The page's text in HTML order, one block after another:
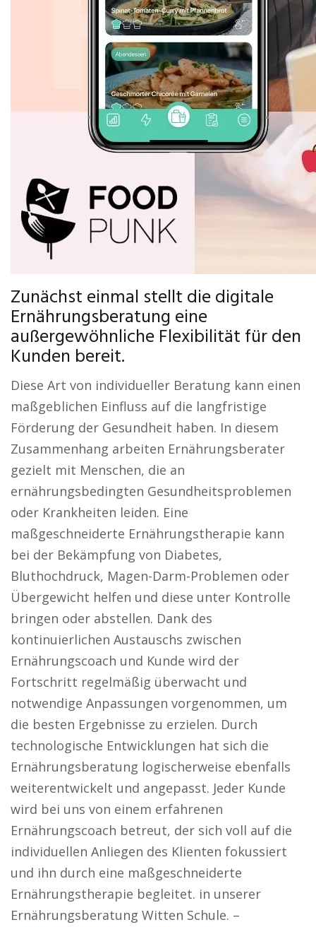
Zunächst einmal stellt die digitale
Ernährungsberatung eine
außergewöhnliche Flexibilität für den
Kunden bereit.
Diese Art von individueller Beratung kann einen
maßgeblichen Einfluss auf die langfristige
Förderung der Gesundheit haben. In diesem
Zusammenhang arbeiten Ernährungsberater
gezielt mit Menschen, die an
ernährungsbedingten Gesundheitsproblemen
oder Krankheiten leiden. Eine
maßgeschneiderte Ernährungstherapie kann
bei der Bekämpfung von Diabetes,
Bluthochdruck, Magen-Darm-Problemen oder
Übergewicht helfen und diese unter Kontrolle
bringen oder abstellen. Dank des
kontinuierlichen Austauschs zwischen
Ernährungscoach und Kunde wird der
Fortschritt regelmäßig überwacht und
notwendige Anpassungen vorgenommen, um
die besten Ergebnisse zu erzielen. Durch
technologische Entwicklungen hat sich die
Ernährungsberatung logischerweise ebenfalls
weiterentwickelt und angepasst. Jeder Kunde
wird bei uns von einem erfahrenen
Ernährungscoach betreut, der sich voll auf die
individuellen Anliegen des Klienten fokussiert
und ihn durch eine maßgeschneiderte
Ernährungstherapie begleitet. in unserer
Ernährungsberatung Witten Schule. –